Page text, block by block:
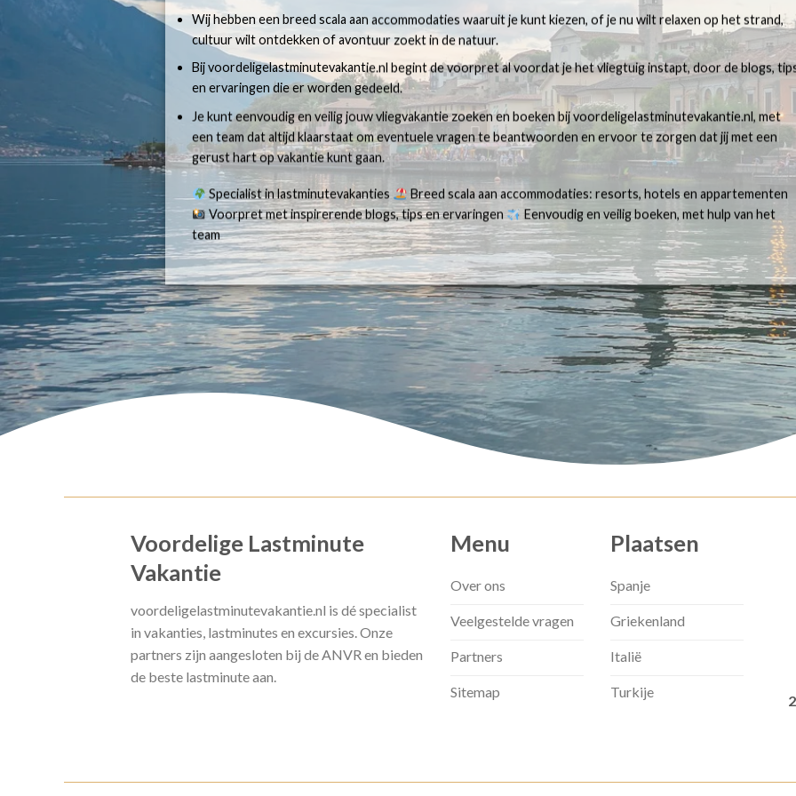
Wij hebben een breed scala aan accommodaties waaruit je kunt kiezen, of je nu wilt relaxen op het strand,
cultuur wilt ontdekken of avontuur zoekt in de natuur.
Bij voordeligelastminutevakantie.nl begint de voorpret al voordat je het vliegtuig instapt, door de blogs,
en ervaringen die er worden gedeeld.
Je kunt eenvoudig en veilig jouw vliegvakantie zoeken en boeken bij voordeligelastminutevakantie.nl, met
een team dat altijd klaarstaat om eventuele vragen te beantwoorden en ervoor te zorgen dat jij met een
gerust hart op vakantie kunt gaan.
Specialist in lastminutevakanties
Breed scala aan accommodaties: resorts, hotels en appartementen
Voorpret met inspirerende blogs, tips en ervaringen
Eenvoudig en veilig boeken, met hulp van het
team
Voordelige Lastminute
Vakantie
voordeligelastminutevakantie.nl is dé specialist
in vakanties, lastminutes en excursies. Onze
partners zijn aangesloten bij de ANVR en bieden
de beste lastminute aan.
Menu
Over ons
Veelgestelde vragen
Partners
Sitemap
Plaatsen
Spanje
Griekenland
Italië
Turkije